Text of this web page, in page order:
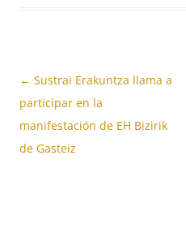
Navegación
de
entradas
← Sustrai Erakuntza llama a
participar en la
manifestación de EH Bizirik
de Gasteiz